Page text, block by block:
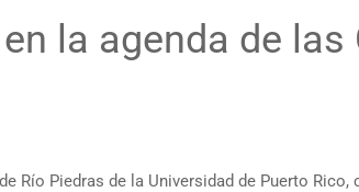
la agenda de
Río Piedras de la Universidad de Puerto